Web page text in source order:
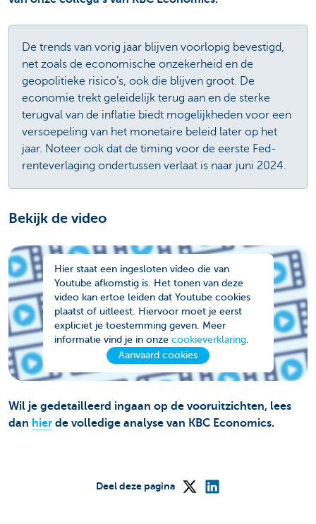
De trends van vorig jaar blijven voorlopig bevestigd,
net zoals de economische onzekerheid en de
geopolitieke risico’s, ook die blijven groot. De
economie trekt geleidelijk terug aan en de sterke
terugval van de inflatie biedt mogelijkheden voor een
versoepeling van het monetaire beleid later op het
jaar. Noteer ook dat de timing voor de eerste Fed-
renteverlaging ondertussen verlaat is naar juni 2024.
Bekijk de video
Hier staat een ingesloten video die van
Youtube afkomstig is. Het tonen van deze
video kan ertoe leiden dat Youtube cookies
plaatst of uitleest. Hiervoor moet je eerst
expliciet je toestemming geven. Meer
informatie vind je in onze cookieverklaring.
Aanvaard cookies
Wil je gedetailleerd ingaan op de vooruitzichten, lees
dan hier de volledige analyse van KBC Economics.
Deel deze pagina